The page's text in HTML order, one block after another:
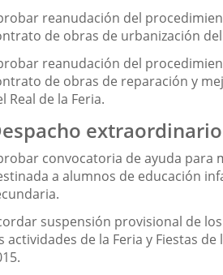
reanudación del
de obras de urbanización
reanudación del
de obras de reparación y
Real de la Feria.
extraordinario
convocatoria de ayuda para
a alumnos de educación
suspensión provisional de
actividades de la Feria y Fiestas